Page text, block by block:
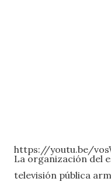
https://youtu.be/
La organización del
televisión pública